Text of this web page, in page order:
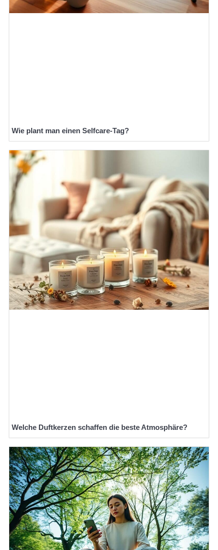
Wie plant man einen Selfcare-Tag?
Welche Duftkerzen schaffen die beste Atmosphäre?